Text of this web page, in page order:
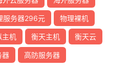
服务器296元 物理裸机
主机 衡天主机 衡天云
器 高防服务器